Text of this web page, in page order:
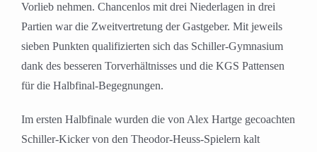
Vorlieb nehmen. Chancenlos mit drei Niederlagen in drei
Partien war die Zweitvertretung der Gastgeber. Mit jeweils
sieben Punkten qualifizierten sich das Schiller-Gymnasium
dank des besseren Torverhältnisses und die KGS Pattensen
für die Halbfinal-Begegnungen.
Im ersten Halbfinale wurden die von Alex Hartge gecoachten
Schiller-Kicker von den Theodor-Heuss-Spielern kalt